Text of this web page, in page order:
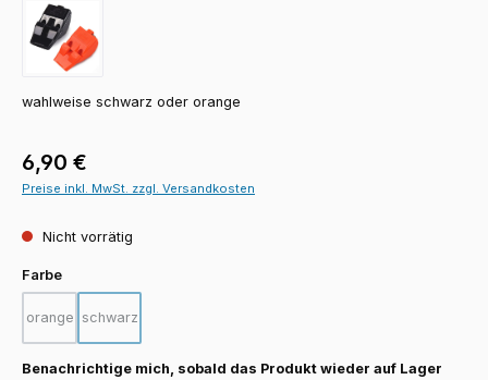
wahlweise schwarz oder orange
Regulärer Preis:
6,90 €
Preise inkl. MwSt. zzgl. Versandkosten
Nicht vorrätig
Farbeauswählen
orange
(Diese Option ist zurzeit nicht verfügbar.)
schwarz
(Diese Option ist zurzeit nicht verfügbar.)
Benachrichtige mich, sobald das Produkt wieder auf Lager